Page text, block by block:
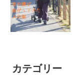
カテゴリー